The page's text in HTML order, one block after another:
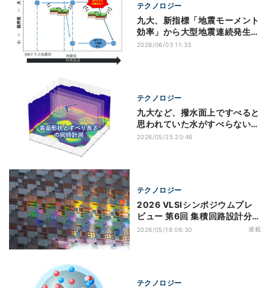
テクノロジー
九大、新指標「地震モーメント
効率」から大型地震連続発生リ
スクを評価
2026/06/03 11:33
テクノロジー
九大など、撥水面上ですべると
思われていた水がすべらないこ
とを証明
2026/05/25 20:46
テクノロジー
2026 VLSIシンポジウムプレ
ビュー 第6回 集積回路設計分野
の最多論文発表国は韓国の37
2026/05/18 06:30 連載
テクノロジー